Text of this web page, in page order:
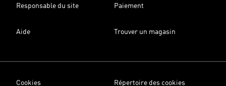
Responsable du site Paiement
Aide Trouver un magasin
Cookies Répertoire des cookies